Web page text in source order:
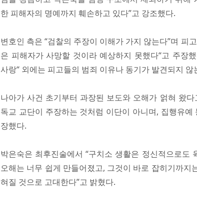
한 피해자의 명예까지 훼손하고 있다”고 강조했다.
변호인 측은 “검찰의 주장이 이해가 가지 않는다”며 피
은 피해자가 사망할 것이라 예상하지 못했다“고 주장
사랑“ 외에는 피고들의 범죄 이유나 동기가 발견되지 않
나아가 사건 초기부터 과장된 보도와 오해가 얽혀 왔
독교 교단이 주장하는 것처럼 이단이 아니며, 집행유
장했다.
박은숙은 최후진술에서 “구치소 생활은 정신적으로도
오해는 너무 쉽게 만들어졌고, 그것이 바로 잡히기까지
혀질 것으로 고대한다”고 밝혔다.